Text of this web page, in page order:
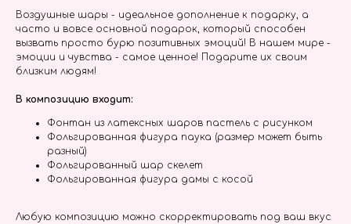
Воздушные шары - идеальное дополнение к подарку, а
часто и вовсе основной подарок, который способен
вызвать просто бурю позитивных эмоций! В нашем мире -
эмоции и чувства - самое ценное! Подарите их своим
близким людям!
В композицию входит:
Фонтан из латексных шаров пастель с рисунком
Фольгированная фигура паука (размер может быть
разный)
Фольгированный шар скелет
Фольгированная фигура дамы с косой
Любую композицию можно скорректировать под ваш вкус